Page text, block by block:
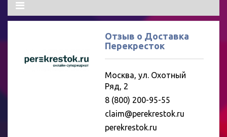
Отзыв о Доставка
Перекресток
Москва, ул. Охотный
Ряд, 2
8 (800) 200-95-55
claim@perekrestok.ru
perekrestok.ru